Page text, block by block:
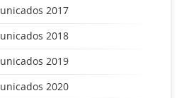
2017
2018
2019
2020